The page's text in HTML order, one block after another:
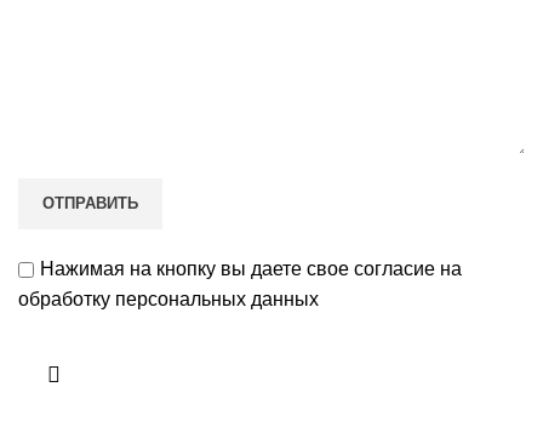
Нажимая на кнопку вы даете свое согласие на
обработку персональных данных